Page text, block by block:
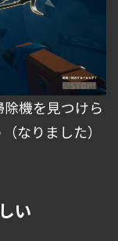
機を見つけら
なりました）
い